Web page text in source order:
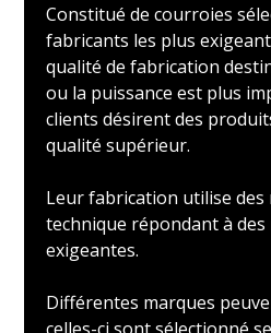
Constitué de courroies
fabricants les plus
qualité de fabrication
ou la puissance est plus
clients désirent des
qualité supérieur.
Leur fabrication utilise des
technique répondant à
exigeantes.
Différentes marques